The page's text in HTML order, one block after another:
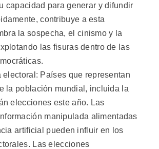
capacidad para generar y difundir
contribuye a esta
la sospecha, el cinismo y la
las fisuras dentro de las
electoral: Países que representan
la población mundial, incluida la
elecciones este año. Las
manipulada alimentadas
artificial pueden influir en los
Las elecciones